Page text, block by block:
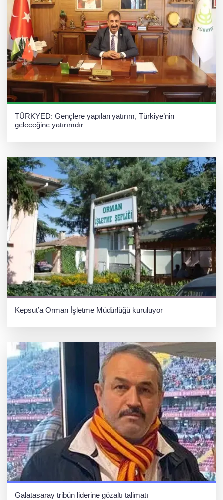
TÜRKYED: Gençlere yapılan yatırım, Türkiye’nin
geleceğine yatırımdır
Kepsut’a Orman İşletme Müdürlüğü kuruluyor
Galatasaray tribün liderine gözaltı talimatı